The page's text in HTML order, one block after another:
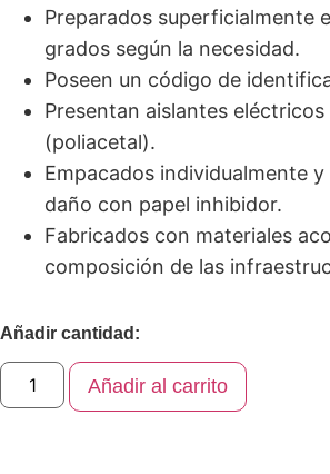
Preparados superficialmente
grados según la necesidad.
Poseen un código de
Presentan aislantes eléctricos
(poliacetal).
Empacados individualmente
daño con papel inhibidor.
Fabricados con materiales
composición de las
Añadir cantidad:
Añadir al carrito